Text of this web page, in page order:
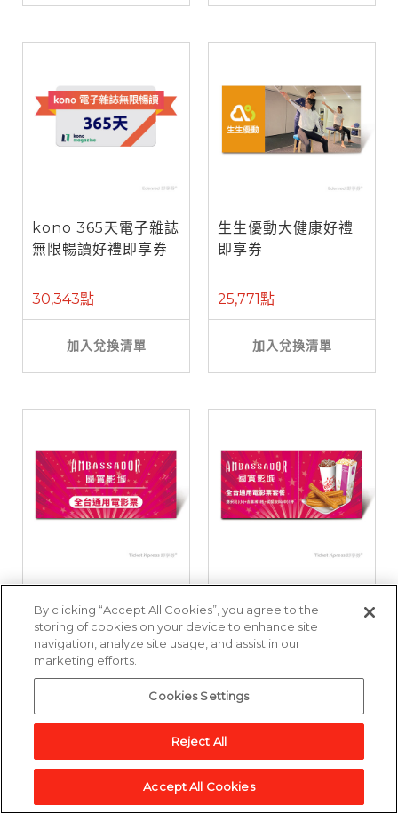
kono 365天電子雜誌
無限暢讀好禮即享券
30,343點
加入兌換清單
生生優動大健康好禮
即享券
25,771點
加入兌換清單
影票好禮即享券
3,857點
加入兌換清單
影票套餐好禮即享券
加入兌換清單
By clicking “Accept All Cookies”, you agree to the
storing of cookies on your device to enhance site
navigation, analyze site usage, and assist in our
marketing efforts.
Cookies Settings
Reject All
Accept All Cookies